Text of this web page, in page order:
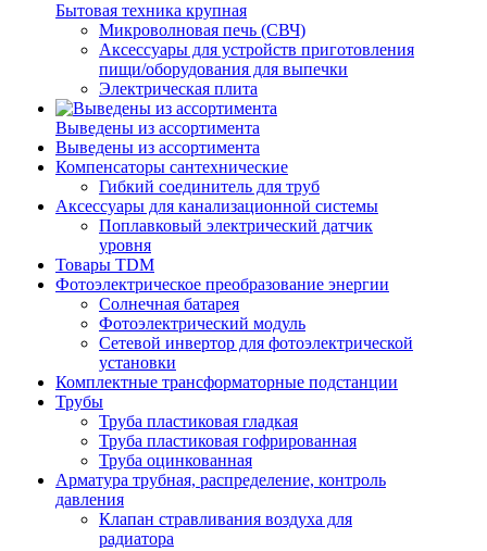
Бытовая техника крупная
Микроволновая печь (СВЧ)
Аксессуары для устройств приготовления
пищи/оборудования для выпечки
Электрическая плита
Выведены из ассортимента
Выведены из ассортимента
Компенсаторы сантехнические
Гибкий соединитель для труб
Аксессуары для канализационной системы
Поплавковый электрический датчик
уровня
Товары TDM
Фотоэлектрическое преобразование энергии
Солнечная батарея
Фотоэлектрический модуль
Сетевой инвертор для фотоэлектрической
установки
Комплектные трансформаторные подстанции
Трубы
Труба пластиковая гладкая
Труба пластиковая гофрированная
Труба оцинкованная
Арматура трубная, распределение, контроль
давления
Клапан стравливания воздуха для
радиатора